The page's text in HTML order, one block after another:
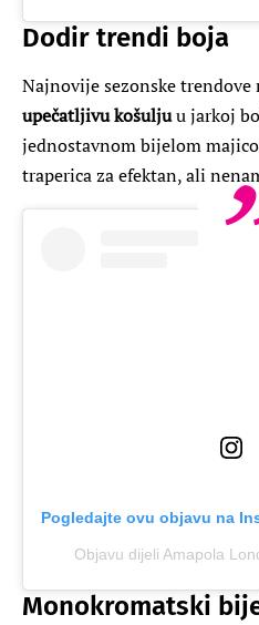
Dodir trendi boja
Najnovije sezonske
upečatljivu košuljuu jarkoj
jednostavnom bijelom
traperica za efektan, ali
Pogledajte ovu objavu na
Objavu dijeli Amapola
Monokromatski